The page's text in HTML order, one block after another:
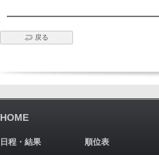
戻る
HOME
日程・結果 順位表